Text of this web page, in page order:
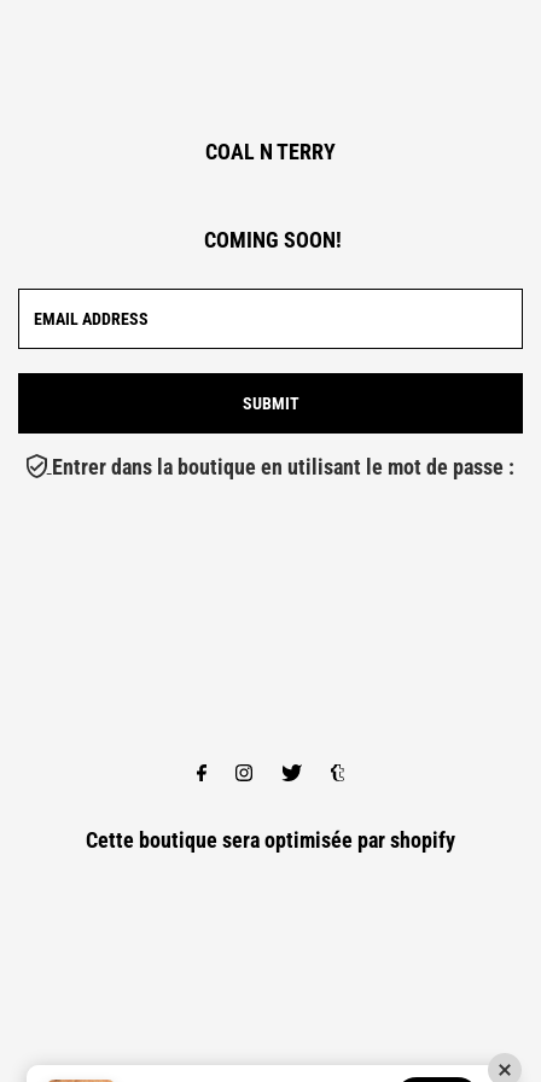
COAL N TERRY
COMING SOON!
Entrer dans la boutique en utilisant le mot de passe :
Cette boutique sera optimisée parshopify